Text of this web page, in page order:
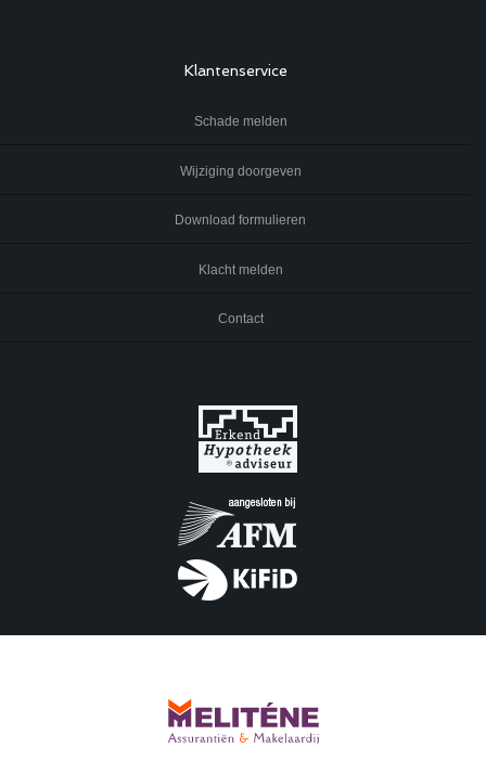
Klantenservice
Schade melden
Wijziging doorgeven
Download formulieren
Klacht melden
Contact